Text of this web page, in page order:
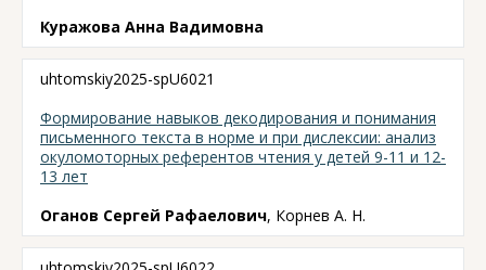
Куражова Анна Вадимовна
uhtomskiy2025-spU6021
Формирование навыков декодирования и понимания
письменного текста в норме и при дислексии: анализ
окуломоторных референтов чтения у детей 9-11 и 12-
13 лет
Оганов Сергей Рафаелович, Корнев А. Н.